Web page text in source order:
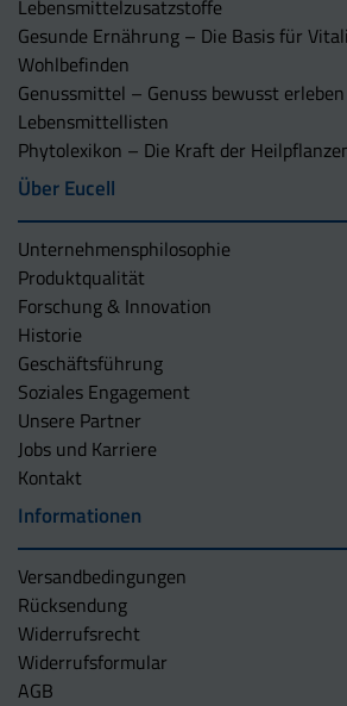
Lebensmittelzusatzstoffe
Gesunde Ernährung – Die Basis für
Wohlbefinden
Genussmittel – Genuss bewusst erleben
Lebensmittellisten
Phytolexikon – Die Kraft der
Über Eucell
Unternehmens­philosophie
Produktqualität
Forschung & Innovation
Historie
Geschäftsführung
Soziales Engagement
Unsere Partner
Jobs und Karriere
Kontakt
Informationen
Versandbedingungen
Rücksendung
Widerrufsrecht
Widerrufsformular
AGB